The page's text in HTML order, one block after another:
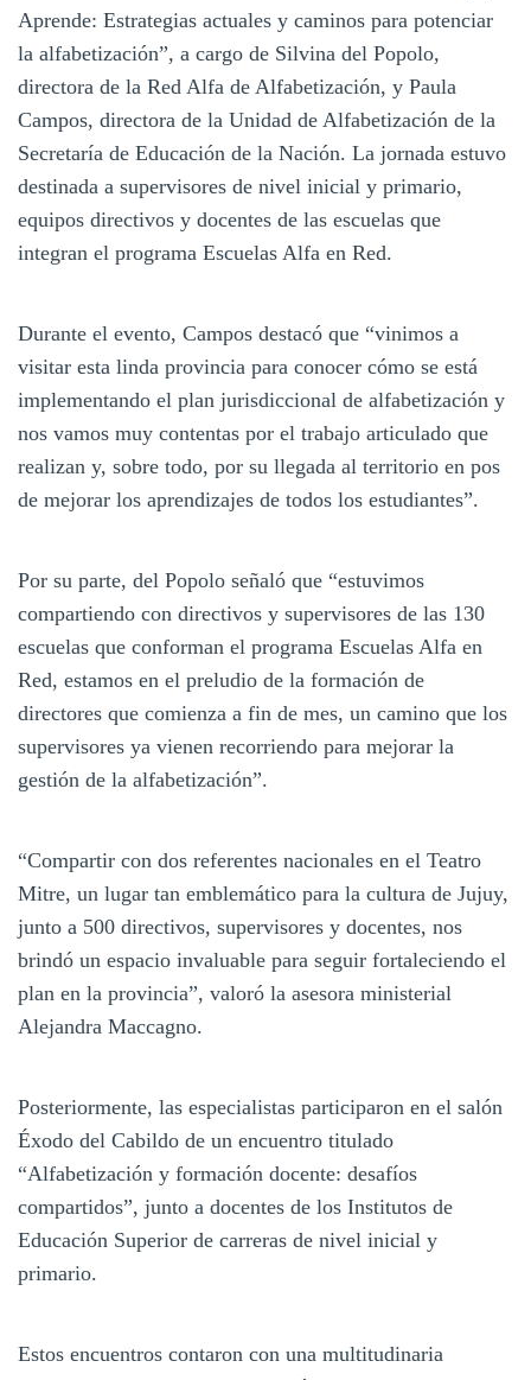
Aprende: Estrategias actuales y caminos para potenciar
la alfabetización”, a cargo de Silvina del Popolo,
directora de la Red Alfa de Alfabetización, y Paula
Campos, directora de la Unidad de Alfabetización de la
Secretaría de Educación de la Nación. La jornada estuvo
destinada a supervisores de nivel inicial y primario,
equipos directivos y docentes de las escuelas que
integran el programa Escuelas Alfa en Red.
Durante el evento, Campos destacó que “vinimos a
visitar esta linda provincia para conocer cómo se está
implementando el plan jurisdiccional de alfabetización y
nos vamos muy contentas por el trabajo articulado que
realizan y, sobre todo, por su llegada al territorio en pos
de mejorar los aprendizajes de todos los estudiantes”.
Por su parte, del Popolo señaló que “estuvimos
compartiendo con directivos y supervisores de las 130
escuelas que conforman el programa Escuelas Alfa en
Red, estamos en el preludio de la formación de
directores que comienza a fin de mes, un camino que los
supervisores ya vienen recorriendo para mejorar la
gestión de la alfabetización”.
“Compartir con dos referentes nacionales en el Teatro
Mitre, un lugar tan emblemático para la cultura de Jujuy,
junto a 500 directivos, supervisores y docentes, nos
brindó un espacio invaluable para seguir fortaleciendo el
plan en la provincia”, valoró la asesora ministerial
Alejandra Maccagno.
Posteriormente, las especialistas participaron en el salón
Éxodo del Cabildo de un encuentro titulado
“Alfabetización y formación docente: desafíos
compartidos”, junto a docentes de los Institutos de
Educación Superior de carreras de nivel inicial y
primario.
Estos encuentros contaron con una multitudinaria